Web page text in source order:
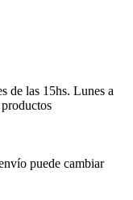
de las 15hs. Lunes a
puede cambiar